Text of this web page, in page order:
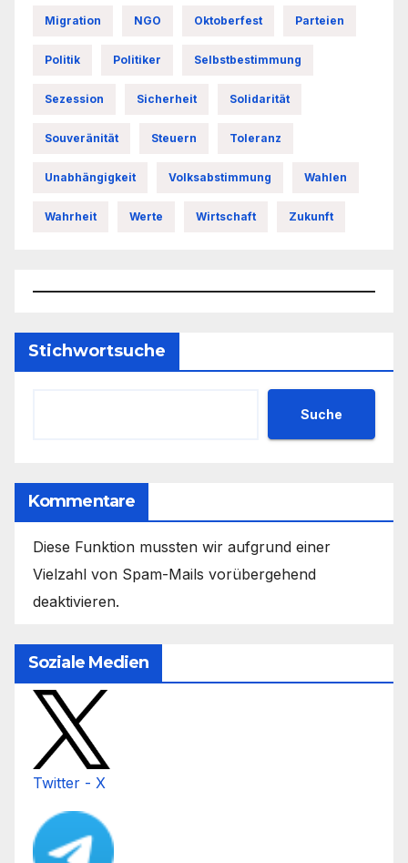
Migration NGO Oktoberfest Parteien
Politik Politiker Selbstbestimmung
Sezession Sicherheit Solidarität
Souveränität Steuern Toleranz
Unabhängigkeit Volksabstimmung Wahlen
Wahrheit Werte Wirtschaft Zukunft
Stichwortsuche
Suche
Kommentare
Diese Funktion mussten wir aufgrund einer
Vielzahl von Spam-Mails vorübergehend
deaktivieren.
Soziale Medien
Twitter - X